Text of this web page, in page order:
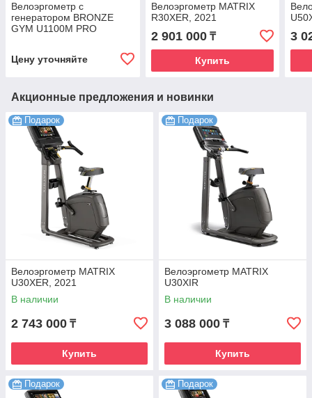
Велоэргометр с
генератором BRONZE
GYM U1100M PRO
Цену уточняйте
Велоэргометр MATRIX
R30XER, 2021
2 901 000₸
Купить
3
Акционные предложения и новинки
Подарок
Велоэргометр MATRIX
U30XER, 2021
В наличии
2 743 000 ₸
Купить
Подарок
Велоэргометр MATRIX
U30XIR
В наличии
3 088 000 ₸
Купить
Подарок Подарок